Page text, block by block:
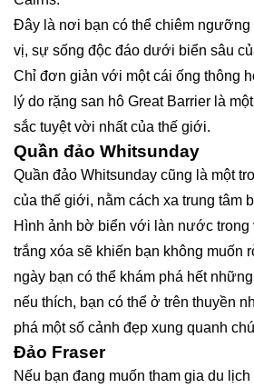
Đây là nơi bạn có thể chiêm ngưỡng
vị, sự sống độc đáo dưới biển sâu
Chỉ đơn giản với một cái ống thông
lý do rặng san hô Great Barrier là
sắc tuyệt vời nhất của thế giới.
Quần đảo Whitsunday
Quần đảo Whitsunday cũng là một
của thế giới, nằm cách xa trung tâm
Hình ảnh bờ biển với làn nước trong
trắng xóa sẽ khiến bạn không muốn
ngày bạn có thể khám phá hết
nếu thích, bạn có thể ở trên thuyền
phá một số cảnh đẹp xung quanh
Đảo Fraser
Nếu bạn đang muốn tham gia du